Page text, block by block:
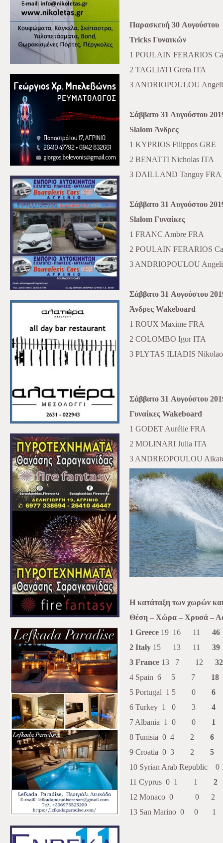
Παρασκευή 30 Αυγούστου
Tricks Γυναικών
1 POULAIN FERARIOS
2 TAGLIATI Greta ITA
3 ANDRIOPOULOU
Σάββατο 31 Αυγούστου
Slalom Άνδρες
1 KYPRIOS Filippos GRE
2 BENATTI Nicholas ITA
3 DAILLAND Tanguy FRA
Σάββατο 31 Αυγούστου
Slalom Γυναίκες
1 FRANC Ambre FRA
2 POULAIN FERARIOS
3 ANDRIOPOULOU
Σάββατο 31 Αυγούστου
Άνδρες Wakeboard
1 ROUX Maxime FRA
2 COLOMBO Igor ITA
3 PLYTAS ILIADIS
Σάββατο 31 Αυγούστου
Γυναίκες Wakeboard
1 GODET Aurélie FRA
2 MOLINARI Julia ITA
3 ANDREOPOULOU
Η κατάταξη των χωρών
Θέση – Χώρα – Χρυσά –
1 Greece 19 16 11 46
2 Italy 15 13 11
39
3 France 13 7 12
32
4 Spain 6 5 7 18
5 Portugal 1 5 0
6
6 Turkey 1 0 3 4
7 Albania 1 0 0
1
8 Tunisia 0 4 2 6
9 Croatia 0 3 2 5
10 Syrian Arab
11 Cyprus 0 1 1 2
12 Monaco 0 0
13 San Marino 0